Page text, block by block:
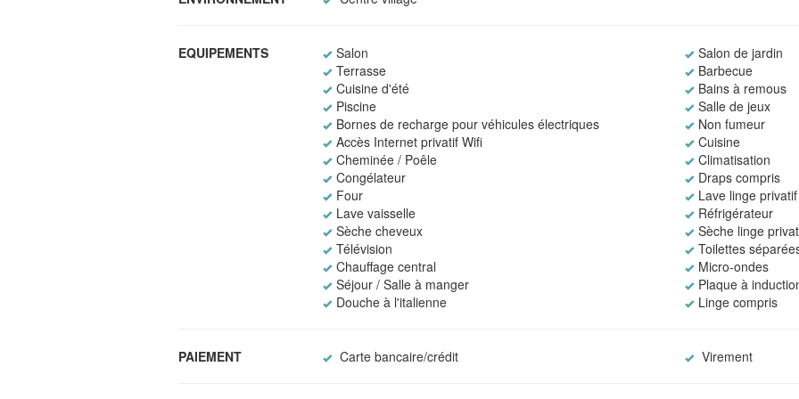
EQUIPEMENTS Salon
Salon de jardin
Terrasse
Barbecue
Cuisine d'été
Bains à remous
Piscine
Salle de jeux
Bornes de recharge pour véhicules électriques
Non fumeur
Accès Internet privatif Wifi
Cuisine
Cheminée / Poêle
Climatisation
Congélateur
Draps compris
Four
Lave linge privatif
Lave vaisselle
Réfrigérateur
Sèche cheveux
Sèche linge
Télévision
Toilettes
Chauffage central
Micro-ondes
Séjour / Salle à manger
Plaque à
Douche à l'italienne
Linge compris
PAIEMENT Carte bancaire/crédit Virement